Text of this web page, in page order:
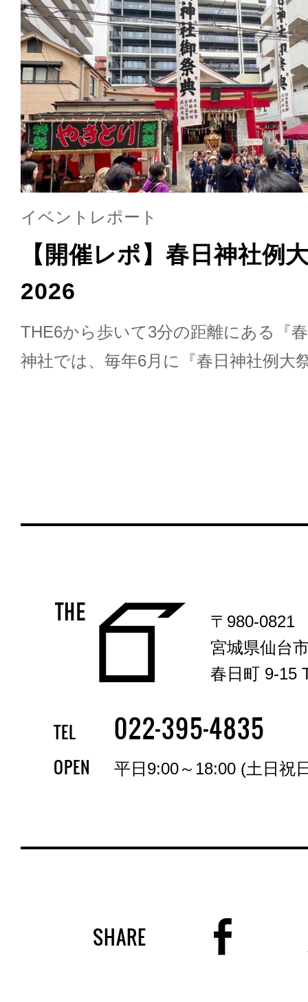
イベントレポート
【開催レポ】春日神社
2026
THE6から歩いて3分の距離にある『
神社では、毎年6月に『春日神社例大
〒980-0821
宮城県仙台
春日町 9-15
TEL 022-395-4835
OPEN 平日9:00～18:00 (土日祝
SHARE